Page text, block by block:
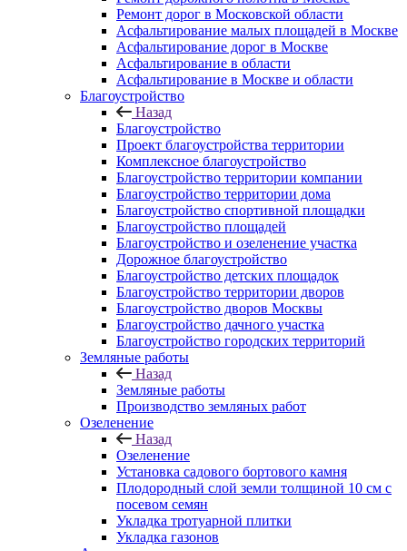
Ремонт дорог в Московской области
Асфальтирование малых площадей в Москве
Асфальтирование дорог в Москве
Асфальтирование в области
Асфальтирование в Москве и области
Благоустройство
Назад
Благоустройство
Проект благоустройства территории
Комплексное благоустройство
Благоустройство территории компании
Благоустройство территории дома
Благоустройство спортивной площадки
Благоустройство площадей
Благоустройство и озеленение участка
Дорожное благоустройство
Благоустройство детских площадок
Благоустройство территории дворов
Благоустройство дворов Москвы
Благоустройство дачного участка
Благоустройство городских территорий
Земляные работы
Назад
Земляные работы
Производство земляных работ
Озеленение
Назад
Озеленение
Установка садового бортового камня
Плодородный слой земли толщиной 10 см с
посевом семян
Укладка тротуарной плитки
Укладка газонов